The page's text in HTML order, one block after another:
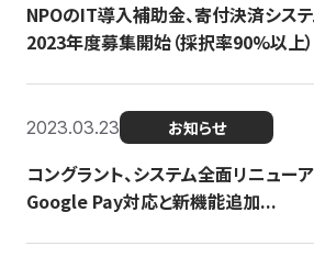
NPOのIT導入補助金、寄付決済システ
2023年度募集開始（採択率90%以上）
2023.03.23 お知らせ
コングラント、システム全面リニュー
Google Pay対応と新機能追加...